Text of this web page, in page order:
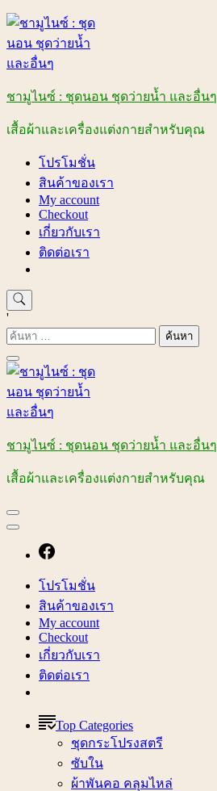
Skip
content
ชามูไนซ์ : ชุดนอน ชุดว่ายน้ำ และอื่นๆ
เสื้อผ้าและเครื่องแต่งกายสำหรับคุณ
โปรโมชั่น
สินค้าของเรา
My account
Checkout
เกี่ยวกับเรา
ติดต่อเรา
'
ค้นหา
สำหรับ:
ชามูไนซ์ : ชุดนอน ชุดว่ายน้ำ และอื่นๆ
เสื้อผ้าและเครื่องแต่งกายสำหรับคุณ
โปรโมชั่น
สินค้าของเรา
My account
Checkout
เกี่ยวกับเรา
ติดต่อเรา
Top Categories
ชุดกระโปรงสตรี
ซับใน
ผ้าพันคอ คลุมไหล่